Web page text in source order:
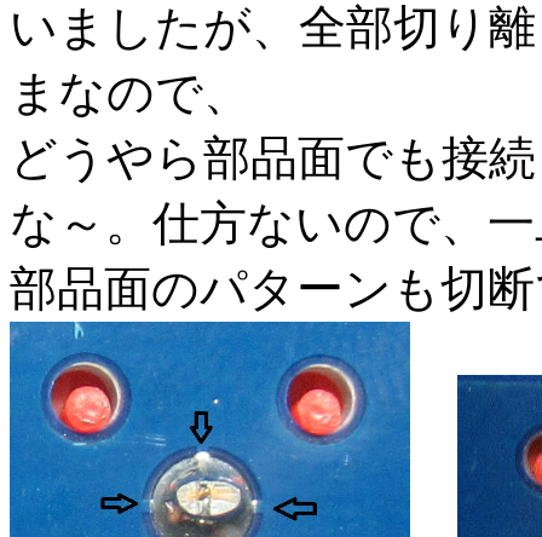
いましたが、全部切り
まなので、
どうやら部品面でも接
な～。仕方ないので、
部品面のパターンも切